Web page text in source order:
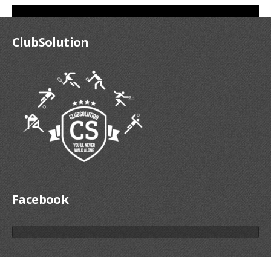
ClubSolution
Facebook